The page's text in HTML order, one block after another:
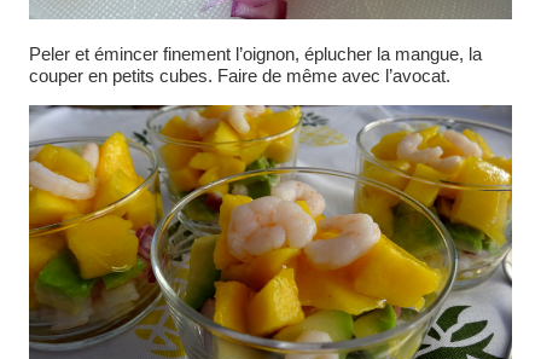
Peler et émincer finement l’oignon, éplucher la mangue, la
couper en petits cubes. Faire de même avec l’avocat.